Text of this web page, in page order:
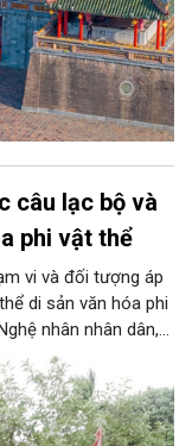
câu lạc bộ và
phi vật thể
vi và đối tượng áp
di sản văn hóa phi
nhân nhân dân,
hành, nghệ nhân
Nội quyết định giữ
bộ và nhóm thực